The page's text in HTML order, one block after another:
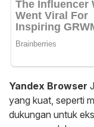
Yandex Browser
yang kuat, seperti
dukungan untuk